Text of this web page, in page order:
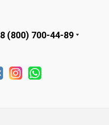
8 (800) 700-44-89